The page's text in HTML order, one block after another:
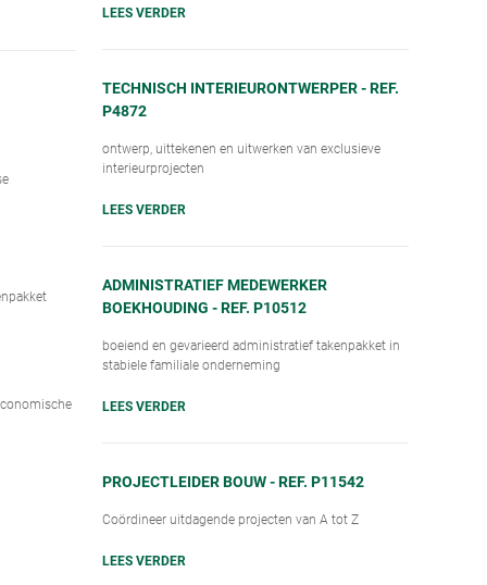
LEES VERDER
TECHNISCH INTERIEURONTWERPER - REF.
P4872
ontwerp, uittekenen en uitwerken van exclusieve
interieurprojecten
LEES VERDER
ADMINISTRATIEF MEDEWERKER
BOEKHOUDING - REF. P10512
boeiend en gevarieerd administratief takenpakket in
stabiele familiale onderneming
LEES VERDER
PROJECTLEIDER BOUW - REF. P11542
Coördineer uitdagende projecten van A tot Z
LEES VERDER